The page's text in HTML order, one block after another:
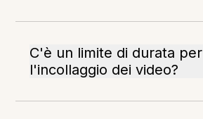
C'è un limite di durata per
l'incollaggio dei video?